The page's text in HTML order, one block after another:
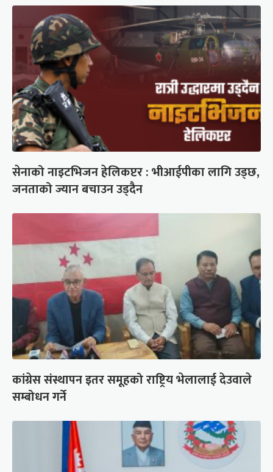
सेनाको नाइटभिजन हेलिकप्टर : भीआईपीका लागि उड्छ,
जनताको ज्यान बचाउन उड्दैन
कांग्रेस संस्थापन इतर समूहको राष्ट्रिय भेलालाई देउवाले
सम्बोधन गर्ने